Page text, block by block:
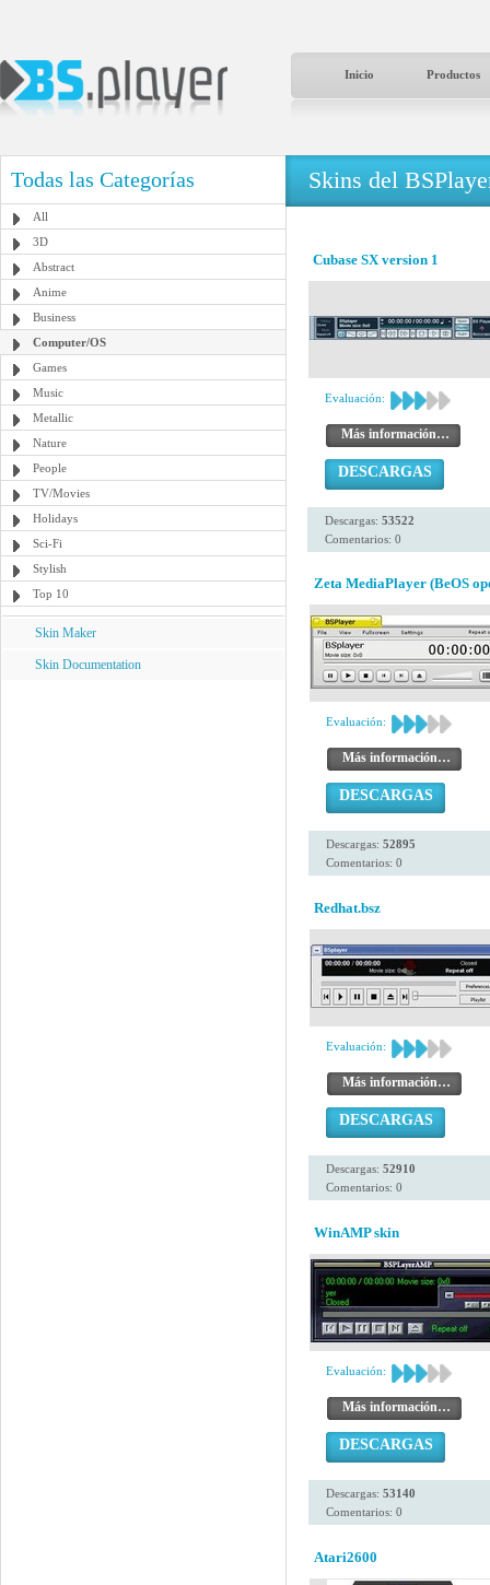
Inicio Productos
Todas las Categorías
All
3D
Abstract
Anime
Business
Computer/OS
Games
Music
Metallic
Nature
People
TV/Movies
Holidays
Sci-Fi
Stylish
Top 10
Skin Maker
Skin Documentation
Skins del
Cubase SX version 1
Evaluación:
Más información…
DESCARGAS
Descargas: 53522
Comentarios: 0
Zeta MediaPlayer (BeOS
Evaluación:
Más información…
DESCARGAS
Descargas: 52895
Comentarios: 0
Redhat.bsz
Evaluación:
Más información…
DESCARGAS
Descargas: 52910
Comentarios: 0
WinAMP skin
Evaluación:
Más información…
DESCARGAS
Descargas: 53140
Comentarios: 0
Atari2600